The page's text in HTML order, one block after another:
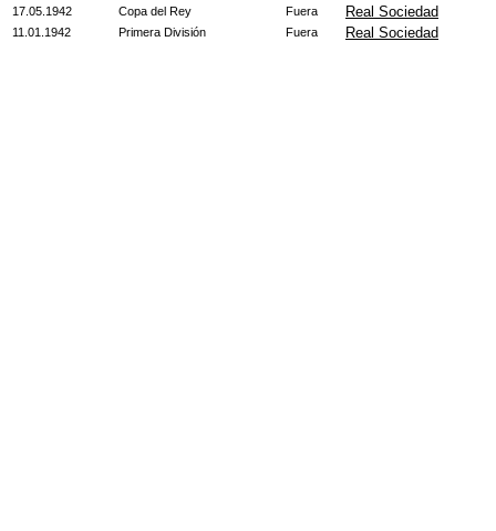
17.05.1942 Copa del Rey Fuera Real Sociedad
11.01.1942 Primera División Fuera Real Sociedad